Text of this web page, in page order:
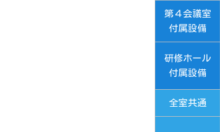
第４会議室
付属設備
研修ホール
付属設備
全室共通